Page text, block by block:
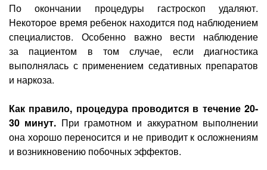
По окончании процедуры гастроскоп удаляют.
Некоторое время ребенок находится под наблюдением
специалистов. Особенно важно вести наблюдение
за пациентом в том случае, если диагностика
выполнялась с применением седативных препаратов
и наркоза.
Как правило, процедура проводится в течение 20-
30 минут. При грамотном и аккуратном выполнении
она хорошо переносится и не приводит к осложнениям
и возникновению побочных эффектов.